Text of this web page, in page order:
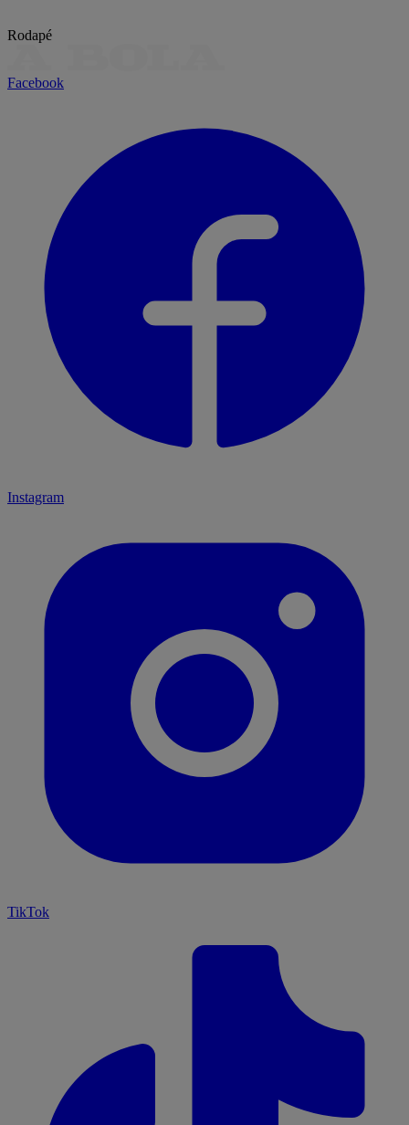
Rodapé
Facebook
Instagram
TikTok